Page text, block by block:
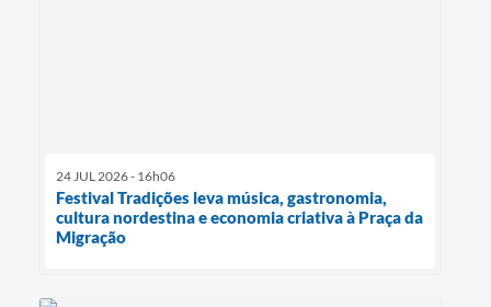
24 JUL 2026 - 16h06
Festival Tradições leva música, gastronomia,
cultura nordestina e economia criativa à Praça da
Migração